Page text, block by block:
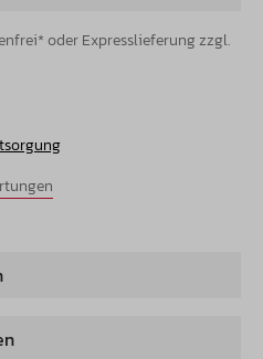
oder Expresslieferung zzgl.